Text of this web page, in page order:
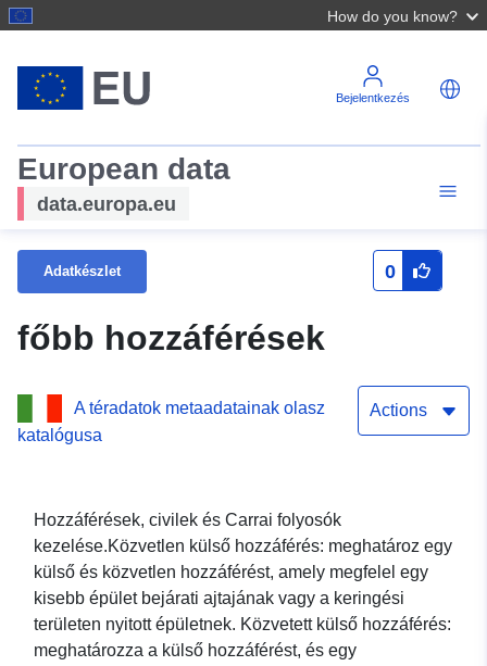
How do you know?
Bejelentkezés
European data
data.europa.eu
Adatkészlet 0
főbb hozzáférések
A téradatok metaadatainak olasz
katalógusa
Actions
Hozzáférések, civilek és Carrai folyosók
kezelése.Közvetlen külső hozzáférés: meghatároz egy
külső és közvetlen hozzáférést, amely megfelel egy
kisebb épület bejárati ajtajának vagy a keringési
területen nyitott épületnek. Közvetett külső hozzáférés:
meghatározza a külső hozzáférést, és egy